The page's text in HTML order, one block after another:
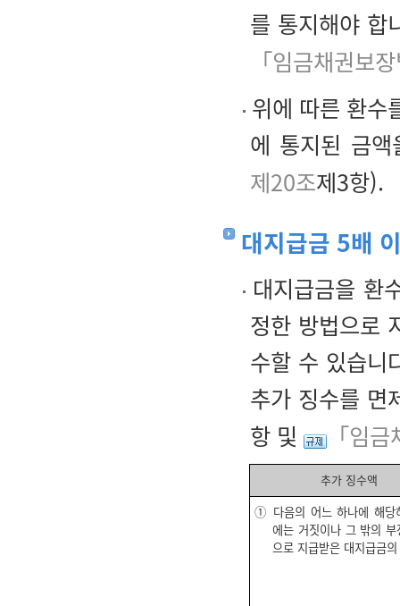
를 통지해야 합
「임금채권보
위에 따른 환수
에 통지된 금
제20조제3항).
대지급금 5배
대지급금을 환
정한 방법으로
수할 수 있습니
추가 징수를 면
항 및
「임
추가 징수액
① 다음의 어느 하나에 해당
에는 거짓이나 그 밖의 부
으로 지급받은 대지급금